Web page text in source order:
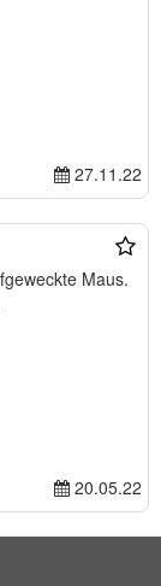
27.11.22
20.05.22